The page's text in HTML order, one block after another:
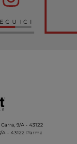
Carra, 9/A - 43122
– 43122 Parma